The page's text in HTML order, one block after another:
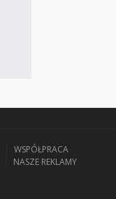
WSPÓŁPRACA
NASZE REKLAMY